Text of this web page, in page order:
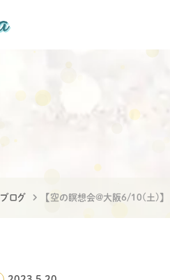
ブログ 【空の瞑想会@大阪6/10(土)】